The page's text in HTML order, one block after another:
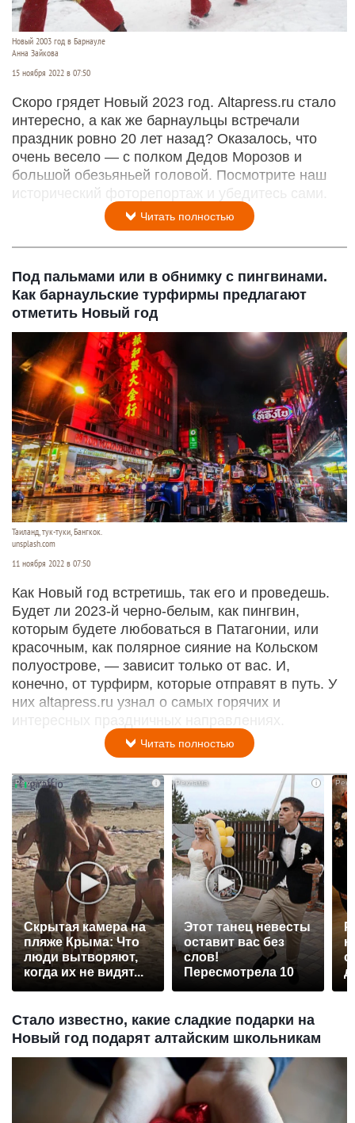
Новый 2003 год в Барнауле
Анна Зайкова
15 ноября 2022 в 07:50
Скоро грядет Новый 2023 год. Altapress.ru стало
интересно, а как же барнаульцы встречали
праздник ровно 20 лет назад? Оказалось, что
очень весело — с полком Дедов Морозов и
большой обезьяньей головой. Посмотрите наш
исторический фоторепортаж и убедитесь сами.
Читать полностью
Под пальмами или в обнимку с пингвинами.
Как барнаульские турфирмы предлагают
отметить Новый год
Таиланд, тук-туки, Бангкок.
unsplash.com
11 ноября 2022 в 07:50
Как Новый год встретишь, так его и проведешь.
Будет ли 2023-й черно-белым, как пингвин,
которым будете любоваться в Патагонии, или
красочным, как полярное сияние на Кольском
полуострове, — зависит только от вас. И,
конечно, от турфирм, которые отправят в путь. У
них altapress.ru узнал о самых горячих и
интересных праздничных направлениях.
Читать полностью
i
Скрытая камера на
пляже Крыма: Что
люди вытворяют,
когда их не видят...
i
Этот танец невесты
оставит вас без
слов!
Пересмотрела 10
Стало известно, какие сладкие подарки на
Новый год подарят алтайским школьникам